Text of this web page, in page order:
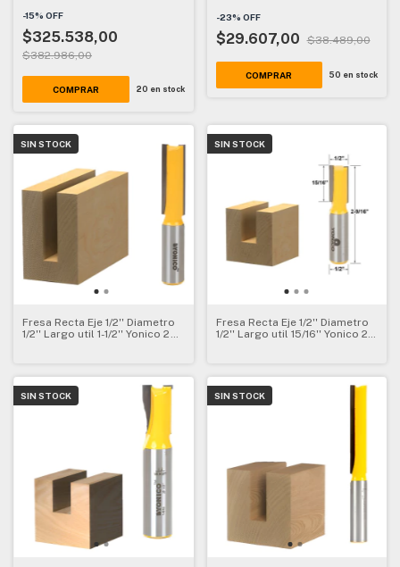
-15% OFF
$325.538,00
$382.986,00
20 en stock
-23% OFF
$29.607,00 $38.489,00
50 en stock
SIN STOCK
Fresa Recta Eje 1/2'' Diametro
1/2'' Largo util 1-1/2'' Yonico 2
SIN STOCK
Fresa Recta Eje 1/2'' Diametro
1/2'' Largo util 15/16'' Yonico 2
SIN STOCK SIN STOCK